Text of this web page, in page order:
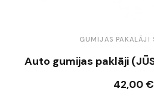
GUMIJAS PAKALĀJI
Auto gumijas paklāji
42,00 €
Ielikt grozā